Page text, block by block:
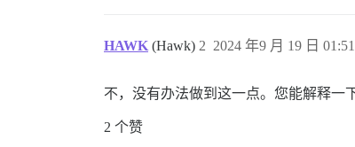
HAWK (Hawk) 2024 年9 月 19 日 01:51
2
不，没有办法做到这一点。您能解释一
2 个赞